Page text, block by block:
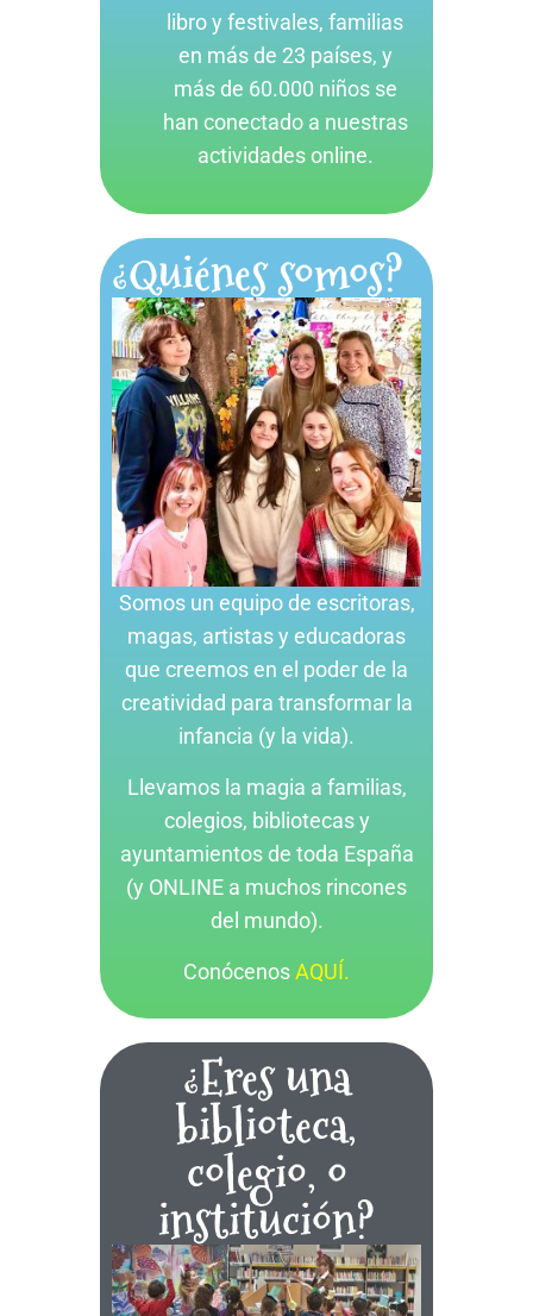
libro y festivales, familias
en más de 23 países, y
más de 60.000 niños se
han conectado a nuestras
actividades online.
Somos un equipo de escritoras,
magas, artistas y educadoras
que creemos en el poder de la
creatividad para transformar la
infancia (y la vida).
Llevamos la magia a familias,
colegios, bibliotecas y
ayuntamientos de toda España
(y ONLINE a muchos rincones
del mundo).
ConócenosAQUÍ.
¿Quiénes somos?
¿Eres una
biblioteca,
colegio, o
institución?